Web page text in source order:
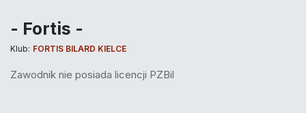
- Fortis -
Klub: FORTIS BILARD KIELCE
Zawodnik nie posiada licencji PZBil